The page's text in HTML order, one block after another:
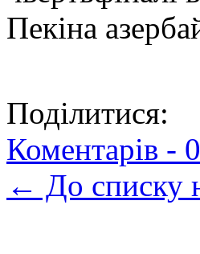
Пекіна
Поділитися:
Коментарів - 0
← До списку